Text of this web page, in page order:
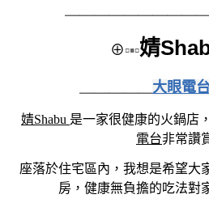
⊕▫▪▫婧
大眼電
婧Shabu 是一家很健康的火鍋店
電台非常讚
座落於住宅區內，我想是希望大
房，健康無負擔的吃法對